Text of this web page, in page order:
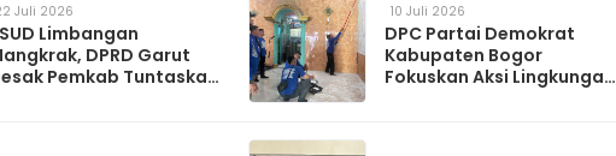
Juli 2026
Limbangan
DPRD Garut
Pemkab Tuntaskan
10 Juli 2026
DPC Partai Demokrat
Kabupaten Bogor
Fokuskan Aksi Lingkungan